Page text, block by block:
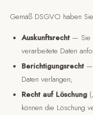
Gemäß DSGVO haben
Auskunftsrecht— Sie
verarbeitete Daten
Berichtigungsrecht—
Daten verlangen;
Recht auf Löschung
können die Löschung